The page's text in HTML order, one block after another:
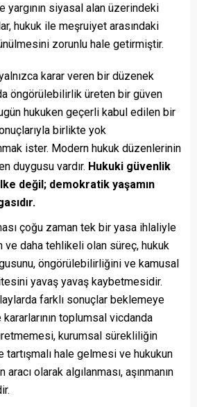
yargının siyasal alan üzerindeki
hukuk ile meşruiyet arasındaki
zorunlu hale getirmiştir.
karar veren bir düzenek
öngörülebilirlik üreten bir güven
hukuken geçerli kabul edilen bir
birlikte yok
ister. Modern hukuk düzenlerinin
duygusu vardır. Hukuki güvenlik
değil; demokratik yaşamın
çoğu zaman tek bir yasa ihlaliyle
ve daha tehlikeli olan süreç, hukuk
öngörülebilirliğini ve kamusal
yavaş yavaş kaybetmesidir.
farklı sonuçlar beklemeye
toplumsal vicdanda
kurumsal sürekliliğin
hale gelmesi ve hukukun
olarak algılanması, aşınmanın